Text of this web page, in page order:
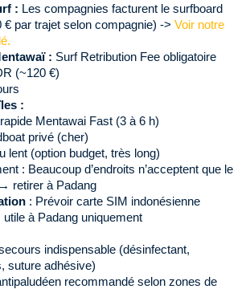
: Les compagnies facturent le surfboard
€ par trajet selon compagnie) -> Voir notre
: Surf Retribution Fee obligatoire
(~120 €)
:
Mentawai Fast (3 à 6 h)
privé (cher)
lent (option budget, très long)
: Beaucoup d’endroits n’acceptent que le
retirer à Padang
: Prévoir carte SIM indonésienne
utile à Padang uniquement
indispensable (désinfectant,
suture adhésive)
recommandé selon zones de